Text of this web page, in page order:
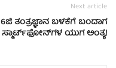
Next article
6ಜಿ ತಂತ್ರಜ್ಞಾನ ಬಳಕೆಗೆ ಬಂದಾಗ
ಸ್ಮಾರ್ಟ್‌ಫೋನ್‍ಗಳ ಯುಗ ಅಂತ್ಯ!